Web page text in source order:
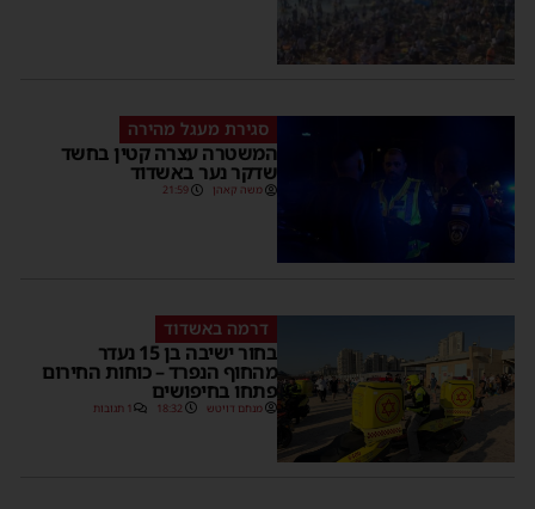
סגירת מעגל מהירה
המשטרה עצרה קטין בחשד
שדקר נער באשדוד
משה קאהן 21:59
דרמה באשדוד
בחור ישיבה בן 15 נעדר
מהחוף הנפרד – כוחות החירום
פתחו בחיפושים
מנחם דויטש 18:32 1 תגובות